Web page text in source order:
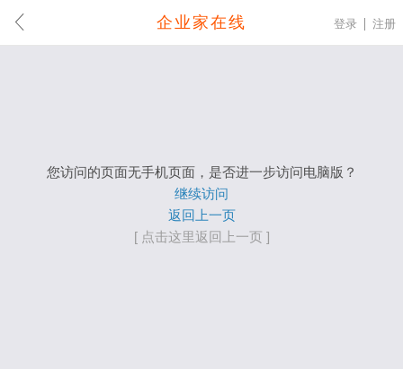
企业家在线 登录 注册
您访问的页面无手机页面，是否进一步访问电脑版？
继续访问
返回上一页
[ 点击这里返回上一页 ]